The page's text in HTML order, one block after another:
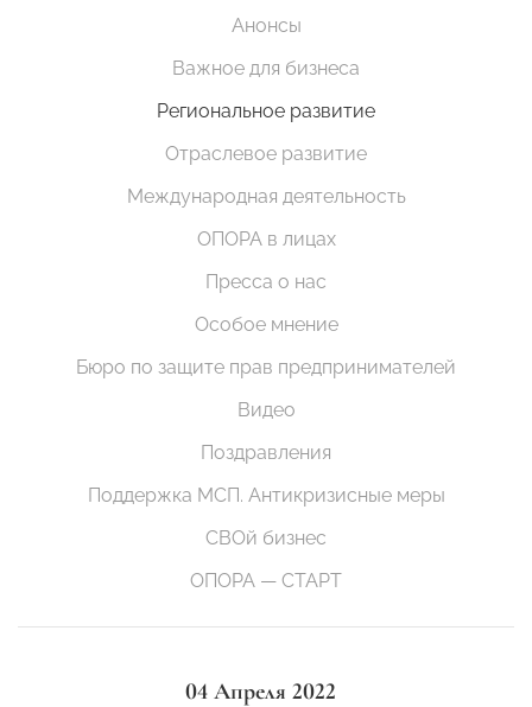
Анонсы
Важное для бизнеса
Региональное развитие
Отраслевое развитие
Международная деятельность
ОПОРА в лицах
Пресса о нас
Особое мнение
Бюро по защите прав предпринимателей
Видео
Поздравления
Поддержка МСП. Антикризисные меры
СВОй бизнес
ОПОРА — СТАРТ
04 Апреля 2022